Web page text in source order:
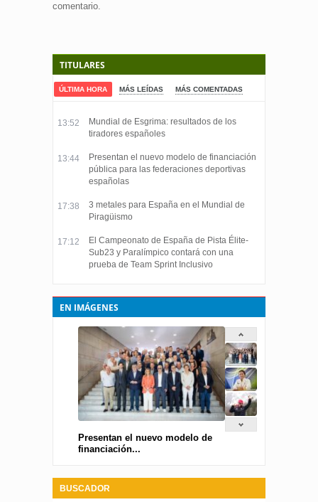
comentario.
TITULARES
ÚLTIMA HORA MÁS LEÍDAS MÁS COMENTADAS
13:52
Mundial de Esgrima: resultados de los
tiradores españoles
13:44
Presentan el nuevo modelo de financiación
pública para las federaciones deportivas
españolas
17:38
3 metales para España en el Mundial de
Piragüismo
17:12
El Campeonato de España de Pista Élite-
Sub23 y Paralímpico contará con una
prueba de Team Sprint Inclusivo
EN IMÁGENES
Presentan el nuevo modelo de
financiación...
BUSCADOR